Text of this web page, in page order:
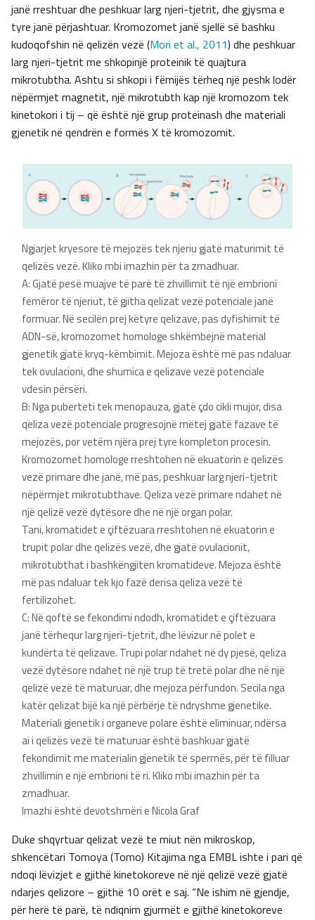
janë rreshtuar dhe peshkuar larg njeri-tjetrit, dhe gjysma e
tyre janë përjashtuar. Kromozomet janë sjellë së bashku
kudoqofshin në qelizën vezë (Mori et al., 2011) dhe peshkuar
larg njeri-tjetrit me shkopinjë proteinik të quajtura
mikrotubtha. Ashtu si shkopi i fëmijës tërheq një peshk lodër
nëpërmjet magnetit, një mikrotubth kap një kromozom tek
kinetokori i tij – që është një grup proteinash dhe materiali
gjenetik në qendrën e formës X të kromozomit.
Ngjarjet kryesore të mejozës tek njeriu gjatë maturimit të
qelizës vezë. Kliko mbi imazhin për ta zmadhuar.
A: Gjatë pesë muajve të parë të zhvillimit të një embrioni
femëror të njeriut, të gjitha qelizat vezë potenciale janë
formuar. Në secilën prej këtyre qelizave, pas dyfishimit të
ADN-së, kromozomet homologe shkëmbejnë material
gjenetik gjatë kryq-këmbimit. Mejoza është më pas ndaluar
tek ovulacioni, dhe shumica e qelizave vezë potenciale
vdesin përsëri.
B: Nga puberteti tek menopauza, gjatë çdo cikli mujor, disa
qeliza vezë potenciale progresojnë mëtej gjatë fazave të
mejozës, por vetëm njëra prej tyre kompleton procesin.
Kromozomet homologe rreshtohen në ekuatorin e qelizës
vezë primare dhe janë, më pas, peshkuar larg njeri-tjetrit
nëpërmjet mikrotubthave. Qeliza vezë primare ndahet në
një qelizë vezë dytësore dhe në një organ polar.
Tani, kromatidet e çiftëzuara rreshtohen në ekuatorin e
trupit polar dhe qelizës vezë, dhe gjatë ovulacionit,
mikrotubthat i bashkëngjiten kromatideve. Mejoza është
më pas ndaluar tek kjo fazë derisa qeliza vezë të
fertilizohet.
C: Në qoftë se fekondimi ndodh, kromatidet e çiftëzuara
janë tërhequr larg njeri-tjetrit, dhe lëvizur në polet e
kundërta të qelizave. Trupi polar ndahet në dy pjesë, qeliza
vezë dytësore ndahet në një trup të tretë polar dhe në një
qelizë vezë të maturuar, dhe mejoza përfundon. Secila nga
katër qelizat bijë ka një përbërje të ndryshme gjenetike.
Materiali gjenetik i organeve polare është eliminuar, ndërsa
ai i qelizës vezë të maturuar është bashkuar gjatë
fekondimit me materialin gjenetik të spermës, për të filluar
zhvillimin e një embrioni të ri. Kliko mbi imazhin për ta
zmadhuar.
Imazhi është devotshmëri e Nicola Graf
Duke shqyrtuar qelizat vezë te miut nën mikroskop,
shkencëtari Tomoya (Tomo) Kitajima nga EMBL ishte i pari që
ndoqi lëvizjet e gjithë kinetokoreve në një qelizë vezë gjatë
ndarjes qelizore – gjithë 10 orët e saj. “Ne ishim në gjendje,
për herë të parë, të ndiqnim gjurmët e gjithë kinetokoreve